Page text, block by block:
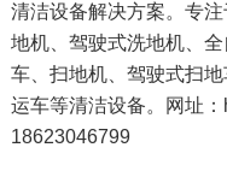
清洁设备解决方案。专
地机、驾驶式洗地机、
车、扫地机、驾驶式扫
运车等清洁设备。网址：
18623046799